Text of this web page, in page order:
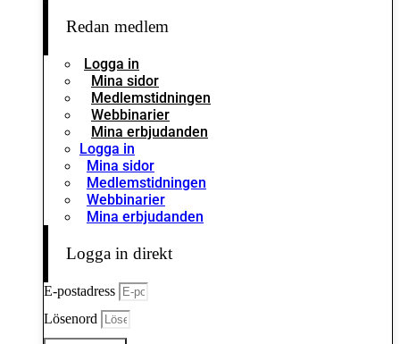
Redan medlem
Logga in
Mina sidor
Medlemstidningen
Webbinarier
Mina erbjudanden
Logga in
Mina sidor
Medlemstidningen
Webbinarier
Mina erbjudanden
Logga in direkt
E-postadress
Lösenord